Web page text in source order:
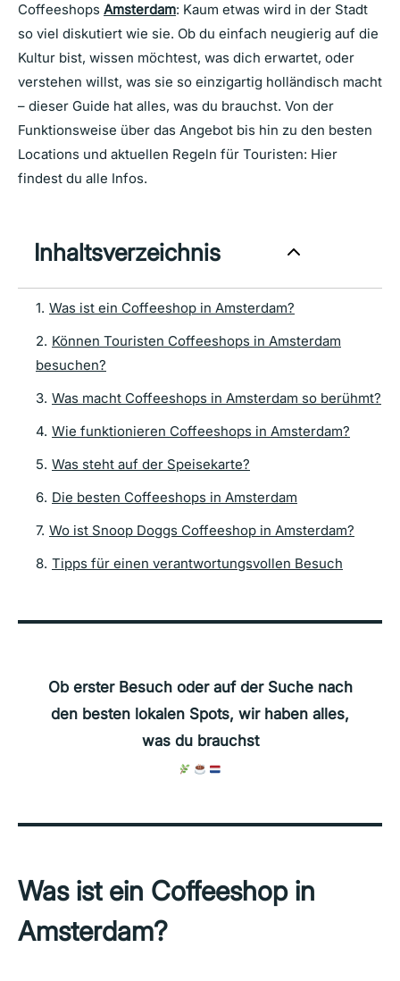
Coffeeshops Amsterdam: Kaum etwas wird in der Stadt
so viel diskutiert wie sie. Ob du einfach neugierig auf die
Kultur bist, wissen möchtest, was dich erwartet, oder
verstehen willst, was sie so einzigartig holländisch macht
– dieser Guide hat alles, was du brauchst. Von der
Funktionsweise über das Angebot bis hin zu den besten
Locations und aktuellen Regeln für Touristen: Hier
findest du alle Infos.
Inhaltsverzeichnis
1. Was ist ein Coffeeshop in Amsterdam?
2. Können Touristen Coffeeshops in Amsterdam
besuchen?
3. Was macht Coffeeshops in Amsterdam so berühmt?
4. Wie funktionieren Coffeeshops in Amsterdam?
5. Was steht auf der Speisekarte?
6. Die besten Coffeeshops in Amsterdam
7. Wo ist Snoop Doggs Coffeeshop in Amsterdam?
8. Tipps für einen verantwortungsvollen Besuch
Ob erster Besuch oder auf der Suche nach
den besten lokalen Spots, wir haben alles,
was du brauchst
Was ist ein Coffeeshop in
Amsterdam?